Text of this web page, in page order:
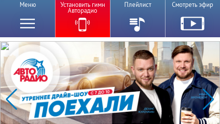
Меню Установить гимн
Авторадио
Плейлист Смотреть эфир